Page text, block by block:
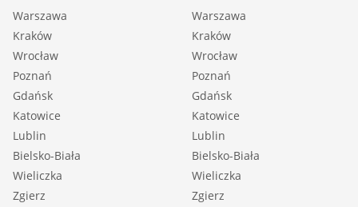
Warszawa
Kraków
Wrocław
Poznań
Gdańsk
Katowice
Lublin
Bielsko-Biała
Wieliczka
Zgierz
Warszawa
Kraków
Wrocław
Poznań
Gdańsk
Katowice
Lublin
Bielsko-Biała
Wieliczka
Zgierz